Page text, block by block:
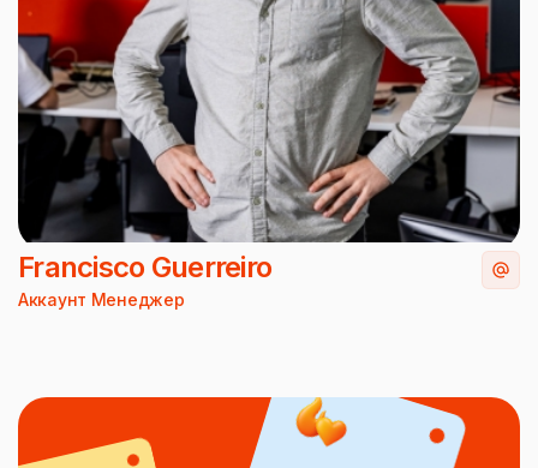
Francisco Guerreiro
Аккаунт Менеджер